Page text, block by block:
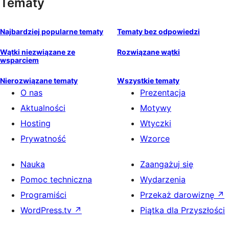
Najbardziej popularne tematy Tematy bez odpowiedzi
Wątki niezwiązane ze
wsparciem
Rozwiązane wątki
Nierozwiązane tematy Wszystkie tematy
O nas
Aktualności
Hosting
Prywatność
Prezentacja
Motywy
Wtyczki
Wzorce
Nauka
Pomoc techniczna
Programiści
WordPress.tv ↗
Zaangażuj się
Wydarzenia
Przekaż darowiznę ↗
Piątka dla Przyszłości